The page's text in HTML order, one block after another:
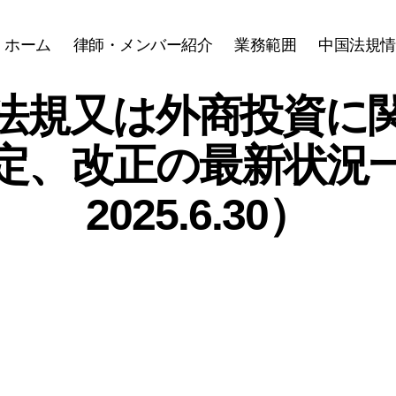
ホーム 律師・メンバー紹介 業務範囲 中国法規
規又は外商投資に
、改正の最新状況
2025.6.30）